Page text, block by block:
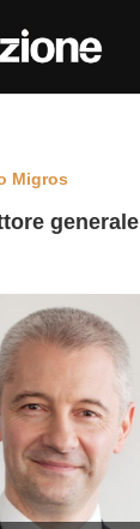
Migros
generale